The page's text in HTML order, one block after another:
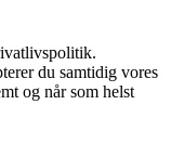
du samtidig vores
og når som helst